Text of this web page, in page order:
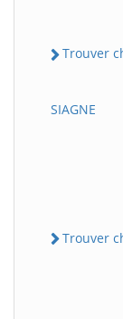
Trouver
SIAGNE
Trouver